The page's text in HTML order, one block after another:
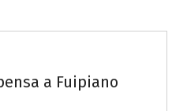
a Fuipiano